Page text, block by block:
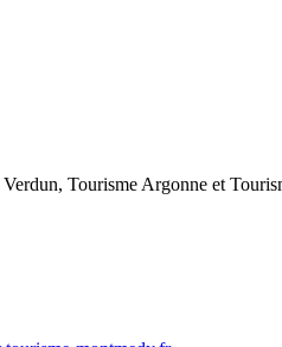
Tourisme Argonne et